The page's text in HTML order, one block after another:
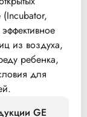
из воздуха,
ребенка,
для
GE